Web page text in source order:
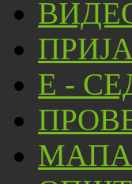
Е -
МАПА